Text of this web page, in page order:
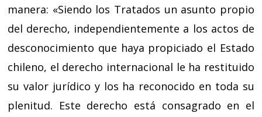
manera: «Siendo los Tratados un asunto propio
del derecho, independientemente a los actos de
desconocimiento que haya propiciado el Estado
chileno, el derecho internacional le ha restituido
su valor jurídico y los ha reconocido en toda su
plenitud. Este derecho está consagrado en el